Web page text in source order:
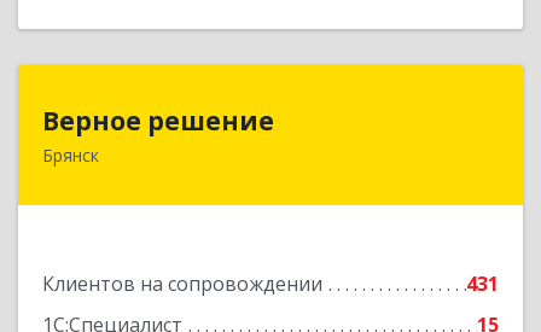
Верное решение
Брянск
Клиентов на сопровождении
431
1С:Специалист
15
241035, Брянская обл, Брянск г, Ульянова ул,